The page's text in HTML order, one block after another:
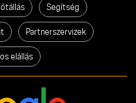
Segítség
Partnerszervizek
elállás